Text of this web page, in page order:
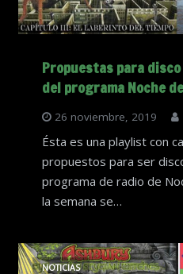
Propuestas para disco
del programa Noche
26 noviembre, 2019
Ésta es una playlist con
propuestos para ser
programa de radio de
la semana se…
NOTICIAS